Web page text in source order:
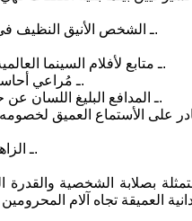
ـ الشخص الأنيق النظيف في مظهره بلا تكلف حتى لو كان فقير.
ـ متابع لأفلام السينما العالمية والمدارس الفنية والأدبية الحداثوية.
ـ مُراعي أحاسيس ومشاعر الأخرين وخصوصايتهم.
ـ المدافع البليغ اللسان عن حقوق المرأة والطفل والمستضعفين.
ـ الزاهد المتعفف سواء كان وزيراً أو عاملاً.